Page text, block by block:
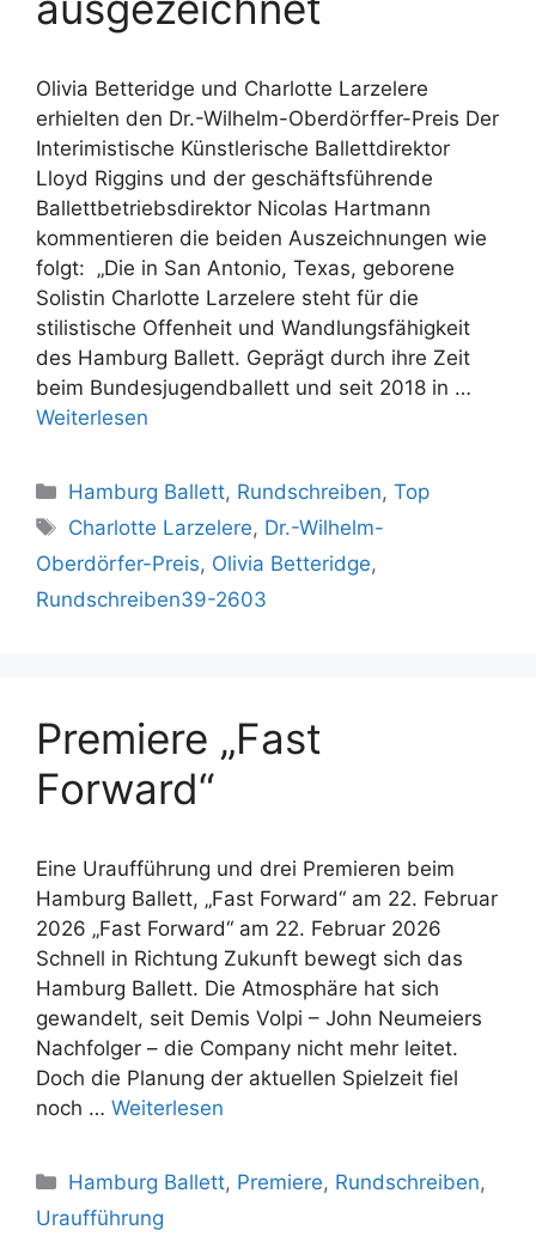
Olivia Betteridge und Charlotte Larzelere
erhielten den Dr.-Wilhelm-Oberdörffer-Preis Der
Interimistische Künstlerische Ballettdirektor
Lloyd Riggins und der geschäftsführende
Ballettbetriebsdirektor Nicolas Hartmann
kommentieren die beiden Auszeichnungen wie
folgt: „Die in San Antonio, Texas, geborene
Solistin Charlotte Larzelere steht für die
stilistische Offenheit und Wandlungsfähigkeit
des Hamburg Ballett. Geprägt durch ihre Zeit
beim Bundesjugendballett und seit 2018 in …
Weiterlesen
Kategorien
Hamburg Ballett, Rundschreiben,Top
Schlagwörter
Charlotte Larzelere, Dr.-Wilhelm-
Oberdörfer-Preis, Olivia Betteridge,
Rundschreiben39-2603
Premiere „Fast
Forward“
Eine Uraufführung und drei Premieren beim
Hamburg Ballett, „Fast Forward“ am 22. Februar
2026 „Fast Forward“ am 22. Februar 2026
Schnell in Richtung Zukunft bewegt sich das
Hamburg Ballett. Die Atmosphäre hat sich
gewandelt, seit Demis Volpi – John Neumeiers
Nachfolger – die Company nicht mehr leitet.
Doch die Planung der aktuellen Spielzeit fiel
noch … Weiterlesen
Kategorien
Hamburg Ballett, Premiere, Rundschreiben,
Uraufführung